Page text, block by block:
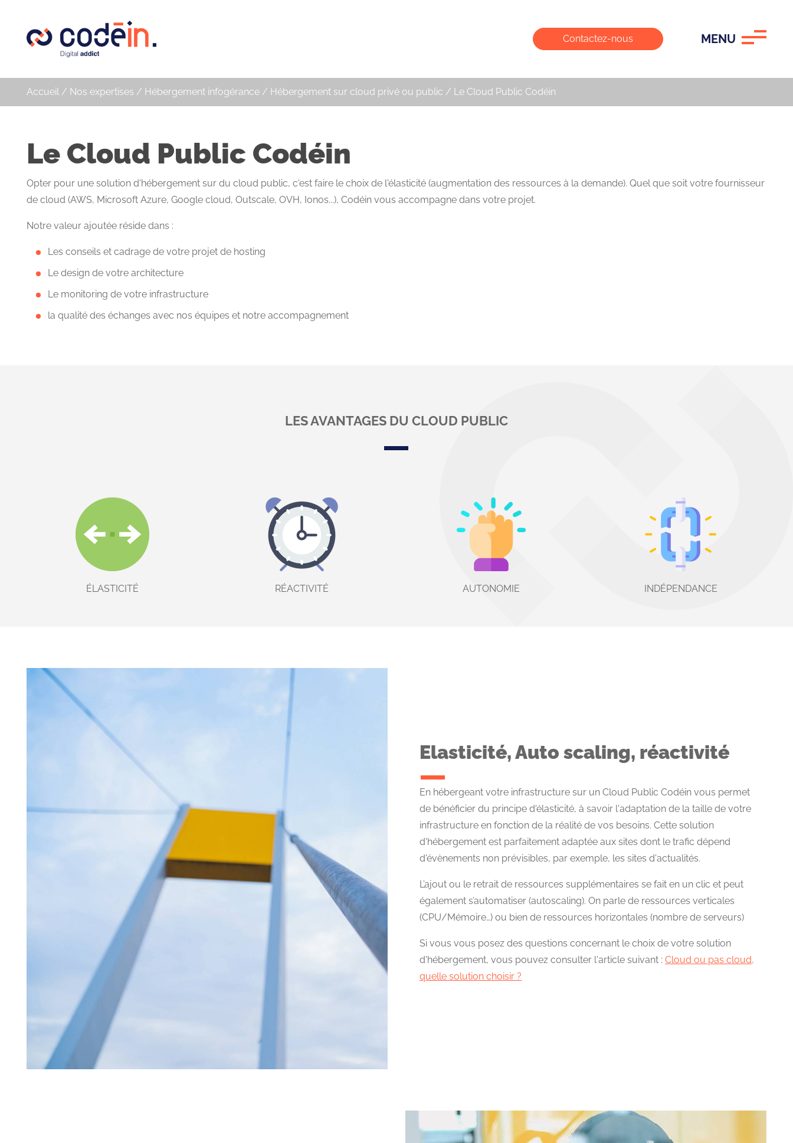
Contactez-nous MENU
Accueil / Nos expertises / Hébergement infogérance / Hébergement sur cloud privé ou public / Le Cloud Public Codéin
Le Cloud Public Codéin
Opter pour une solution d'hébergement sur du cloud public, c'est faire le choix de l'élasticité (augmentation des ressources à la demande). Quel que soit votre fournisseur
de cloud (AWS, Microsoft Azure, Google cloud, Outscale, OVH, Ionos...), Codéin vous accompagne dans votre projet.
Notre valeur ajoutée réside dans :
Les conseils et cadrage de votre projet de hosting
Le design de votre architecture
Le monitoring de votre infrastructure
la qualité des échanges avec nos équipes et notre accompagnement
LES AVANTAGES DU CLOUD PUBLIC
ÉLASTICITÉ RÉACTIVITÉ AUTONOMIE INDÉPENDANCE
Elasticité, Auto scaling, réactivité
En hébergeant votre infrastructure sur un Cloud Public Codéin vous permet
de bénéficier du principe d'élasticité, à savoir l'adaptation de la taille de votre
infrastructure en fonction de la réalité de vos besoins. Cette solution
d'hébergement est parfaitement adaptée aux sites dont le trafic dépend
d'évènements non prévisibles, par exemple, les sites d'actualités.
L’ajout ou le retrait de ressources supplémentaires se fait en un clic et peut
également s’automatiser (autoscaling). On parle de ressources verticales
(CPU/Mémoire…) ou bien de ressources horizontales (nombre de serveurs)
Si vous vous posez des questions concernant le choix de votre solution
d'hébergement, vous pouvez consulter l'article suivant : Cloud ou pas cloud,
quelle solution choisir ?